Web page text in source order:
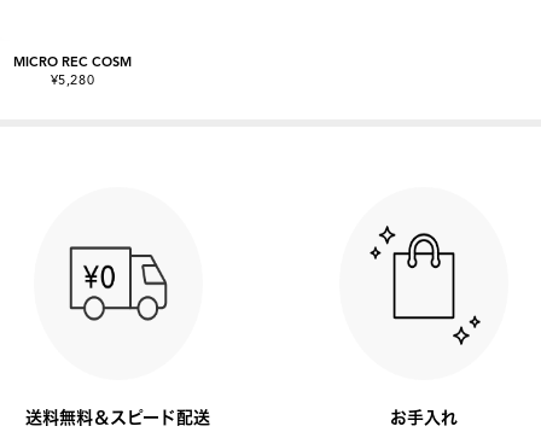
MICRO REC COSM
¥5,280
送料無料＆スピード配送 お手入れ